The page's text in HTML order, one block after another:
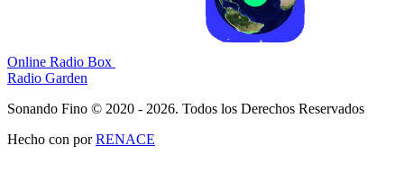
Online Radio Box
Radio Garden
Sonando Fino © 2020 - 2026. Todos los Derechos Reservados
Hecho con porRENACE